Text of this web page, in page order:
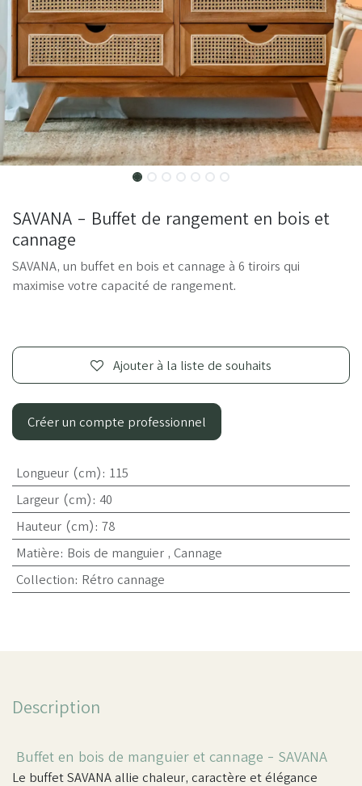
SAVANA - Buffet de rangement en bois et
cannage
SAVANA, un buffet en bois et cannage à 6 tiroirs qui
maximise votre capacité de rangement.
Ajouter à la liste de souhaits
Créer un compte professionnel
Longueur (cm): 115
Largeur (cm): 40
Hauteur (cm): 78
Matière: Bois de manguier, Cannage
Collection: Rétro cannage
Description
Buffet en bois de manguier et cannage - SAVANA
Le buffet SAVANA allie chaleur, caractère et élégance